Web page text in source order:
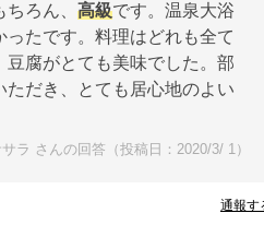
ろん、 高級です。温泉大浴
たです。料理はどれも全て
腐がとても美味でした。部
だき、とても居心地のよい
サラ さんの回答（投稿日：2020/3/ 1）
通報す